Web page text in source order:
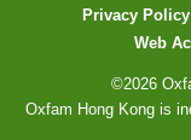
Privacy
Web
©2026
Oxfam Hong Kong is